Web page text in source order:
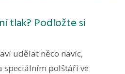
tlak? Podložte si
udělat něco navíc,
speciálním polštáři ve